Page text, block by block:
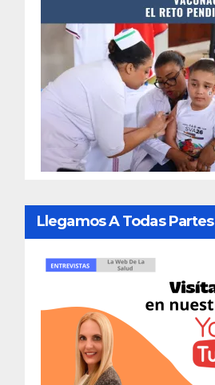
Llegamos A Todas Partes